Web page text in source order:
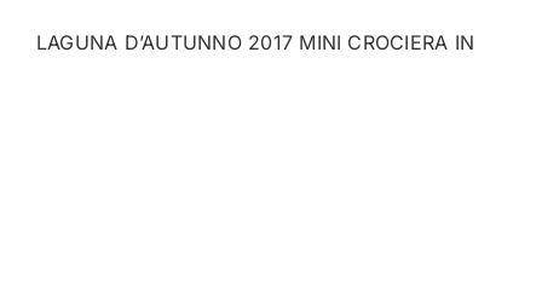
LAGUNA D’AUTUNNO 2017 MINI CROCIERA IN